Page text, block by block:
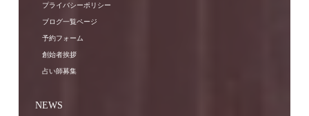
プライバシーポリシー
ブログ一覧ページ
予約フォーム
創始者挨拶
占い師募集
NEWS